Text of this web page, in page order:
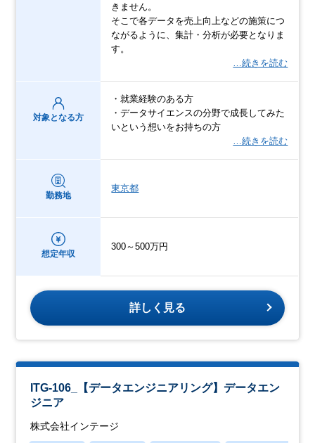
きません。
そこで各データを売上向上などの施策につ
ながるように、集計・分析が必要となりま
す。
…続きを読む
対象となる方
・就業経験のある方
・データサイエンスの分野で成長してみた
いという想いをお持ちの方
…続きを読む
勤務地
東京都
想定年収
300～500万円
詳しく見る
ITG-106_【データエンジニアリング】データエン
ジニア
株式会社インテージ